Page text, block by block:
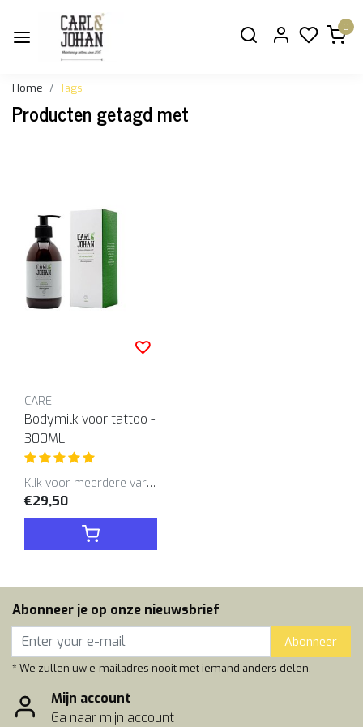
0
Home Tags
Producten getagd met
CARE
Bodymilk voor tattoo -
300ML
Klik voor meerdere varianten
€29,50
Abonneer je op onze nieuwsbrief
Abonneer
* We zullen uw e-mailadres nooit met iemand anders delen.
Mijn account
Ga naar mijn account